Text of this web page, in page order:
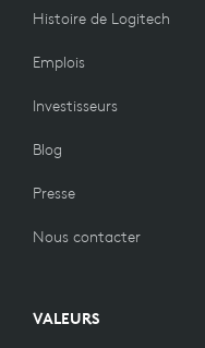
Histoire de Logitech
Emplois
Investisseurs
Blog
Presse
Nous contacter
VALEURS